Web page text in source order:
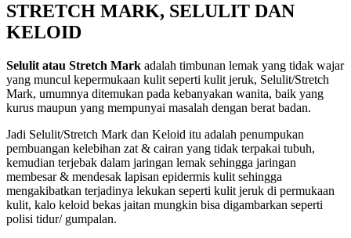
STRETCH MARK, SELULIT DAN
KELOID
Selulit atau Stretch Mark adalah timbunan lemak yang tidak wajar
yang muncul kepermukaan kulit seperti kulit jeruk, Selulit/Stretch
Mark, umumnya ditemukan pada kebanyakan wanita, baik yang
kurus maupun yang mempunyai masalah dengan berat badan.
Jadi Selulit/Stretch Mark dan Keloid itu adalah penumpukan
pembuangan kelebihan zat & cairan yang tidak terpakai tubuh,
kemudian terjebak dalam jaringan lemak sehingga jaringan
membesar & mendesak lapisan epidermis kulit sehingga
mengakibatkan terjadinya lekukan seperti kulit jeruk di permukaan
kulit, kalo keloid bekas jaitan mungkin bisa digambarkan seperti
polisi tidur/ gumpalan.